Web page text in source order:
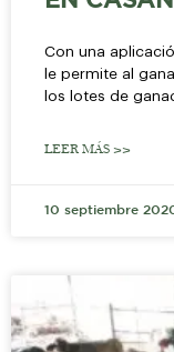
Con una
le permite al
los lotes de
LEER MÁS >>
10 septiembre